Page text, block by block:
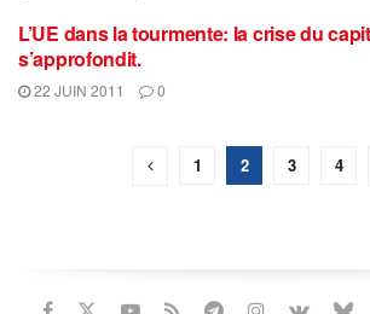
L’UE dans la tourmente: la crise du
s’approfondit.
22 JUIN 2011 0
1 2 3 4